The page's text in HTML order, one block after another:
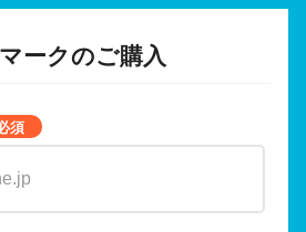
ークのご購入